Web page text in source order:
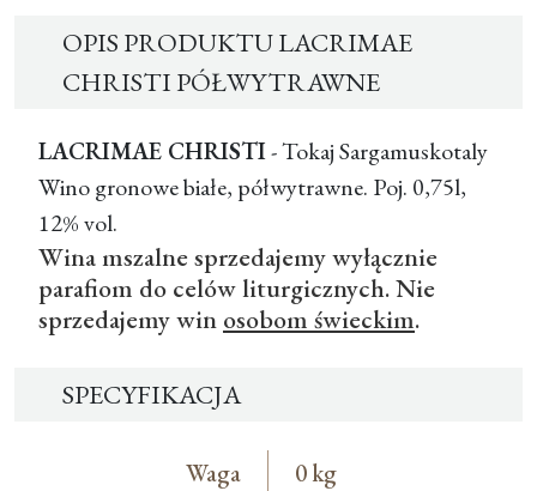
OPIS PRODUKTU LACRIMAE
CHRISTI PÓŁWYTRAWNE
LACRIMAE CHRISTI- Tokaj Sargamuskotaly
Wino gronowe białe, półwytrawne. Poj. 0,75l,
12% vol.
Wina mszalne sprzedajemy wyłącznie
parafiom do celów liturgicznych. Nie
sprzedajemy win osobom świeckim.
SPECYFIKACJA
Waga 0 kg